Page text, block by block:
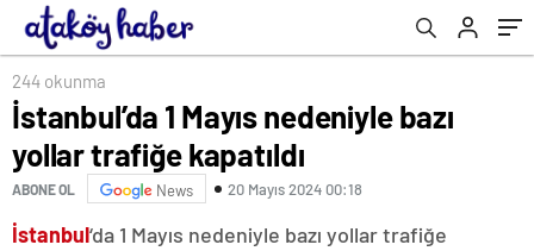
244 okunma
İstanbul’da 1 Mayıs nedeniyle bazı
yollar trafiğe kapatıldı
ABONE OL News 20 Mayıs 2024 00:18
İstanbul‘da 1 Mayıs nedeniyle bazı yollar trafiğe